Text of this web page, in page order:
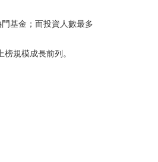
基金；而投資人數最多
規模成長前列。